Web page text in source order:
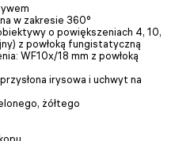
w zakresie 360°
o powiększeniach 4, 10,
z powłoką fungistatyczną
WF10x/18 mm z powłoką
irysowa i uchwyt na
żółtego